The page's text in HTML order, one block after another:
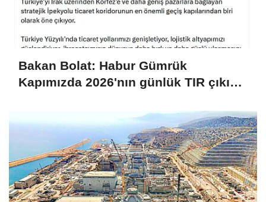
Bakan Bolat: Habur Gümrük
Kapımızda 2026'nın günlük TIR çıkış